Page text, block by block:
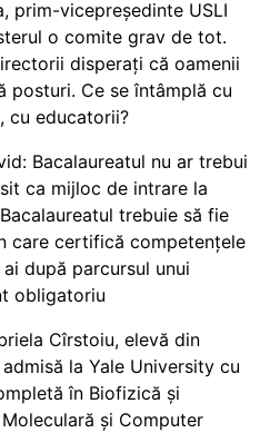
prim-vicepreședinte USLI
o comite grav de tot.
disperați că oamenii
posturi. Ce se întâmplă cu
cu educatorii?
Bacalaureatul nu ar trebui
ca mijloc de intrare la
trebuie să fie
care certifică competențele
după parcursul unui
obligatoriu
Cîrstoiu, elevă din
la Yale University cu
în Biofizică și
și Computer